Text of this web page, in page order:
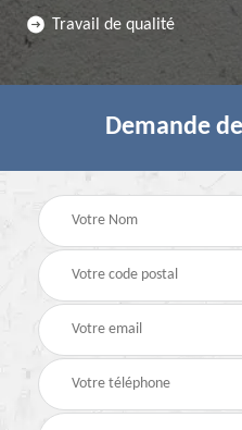
Travail de qualité
Demande